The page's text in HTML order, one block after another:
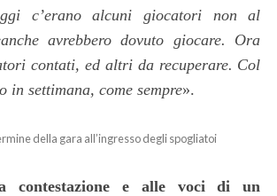
c’erano alcuni giocatori non al
avrebbero dovuto giocare. Ora
contati, ed altri da recuperare. Col
in settimana, come sempre».
della gara all’ingresso degli spogliatoi
contestazione e alle voci diun